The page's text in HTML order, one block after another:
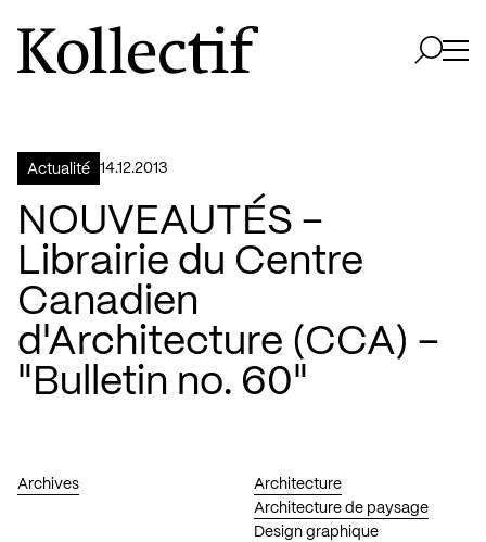
Aller à la page d'accueil
Logo Kollectif
Actualité 14.12.2013
NOUVEAUTÉS –
Librairie du Centre
Canadien
d'Architecture (CCA) –
"Bulletin no. 60"
Archives
Architecture
Architecture de paysage
Design graphique